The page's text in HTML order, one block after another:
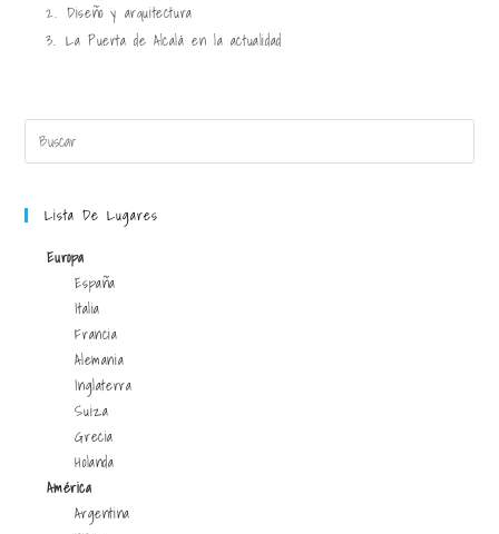
2. Diseño y arquitectura
3. La Puerta de Alcalá en la actualidad
Lista De Lugares
Europa
España
Italia
Francia
Alemania
Inglaterra
Suiza
Grecia
Holanda
América
Argentina